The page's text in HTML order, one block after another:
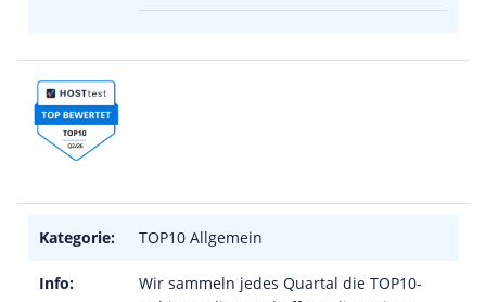
Kategorie: TOP10 Allgemein
Info:
Wir sammeln jedes Quartal die TOP10-